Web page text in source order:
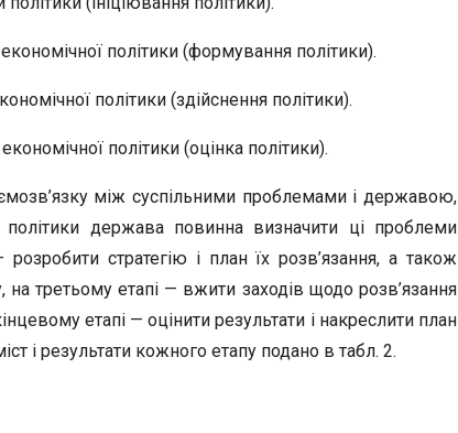
політики (формування політики).
політики (здійснення політики).
політики (оцінка політики).
між суспільними проблемами і державою,
політики держава повинна визначити ці проблеми
стратегію і план їх розв’язання, а також
на третьому етапі — вжити заходів щодо розв’язання
етапі — оцінити результати і накреслити план
і результати кожного етапу подано в табл. 2.